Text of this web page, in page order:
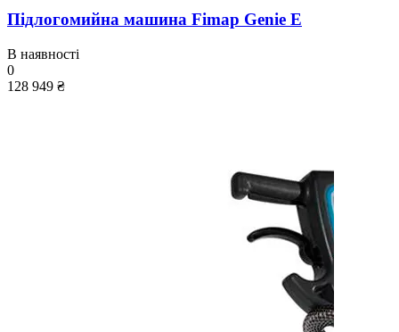
Підлогомийна машина Fimap Genie E
В наявності
0
128 949 ₴